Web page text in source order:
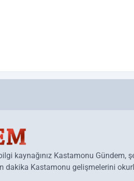
kaynağınız Kastamonu Gündem,
dakika Kastamonu gelişmelerini